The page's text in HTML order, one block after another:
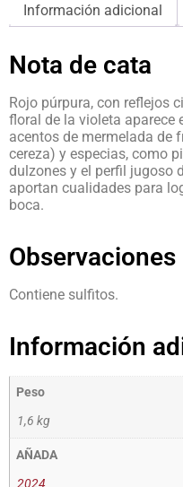
Información adicional
Nota de cata
Rojo púrpura, con reflejos
floral de la violeta aparece
acentos de mermelada de
cereza) y especias, como
dulzones y el perfil jugoso
aportan cualidades para
boca.
Observaciones
Contiene sulfitos.
Información
Peso
1,6 kg
AÑADA